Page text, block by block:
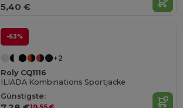
5,40 €
-63%
+2
Roly CQ1116
ILIADA Kombinations Sportjacke
Günstigste: